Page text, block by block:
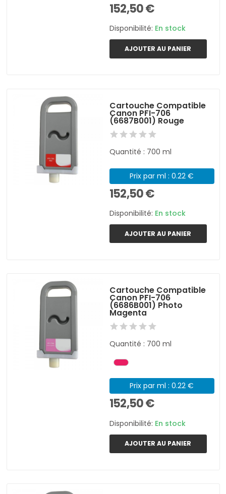
152,50 €
Disponibilité: En stock
AJOUTER AU PANIER
Cartouche Compatible
Canon PFI-706
(6687B001) Rouge
Quantité : 700 ml
Prix par ml : 0.22 €
152,50 €
Disponibilité: En stock
AJOUTER AU PANIER
Cartouche Compatible
Canon PFI-706
(6686B001) Photo
Magenta
Quantité : 700 ml
Prix par ml : 0.22 €
152,50 €
Disponibilité: En stock
AJOUTER AU PANIER